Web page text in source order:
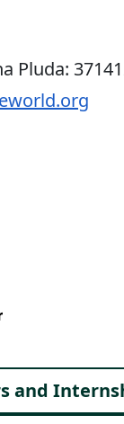
Pluda:
and